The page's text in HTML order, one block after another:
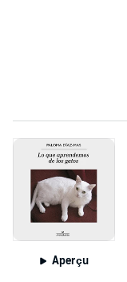
Aperçu